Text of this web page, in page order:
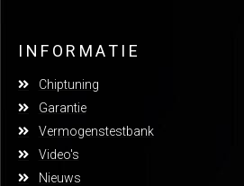
INFORMATIE
Chiptuning
Garantie
Vermogenstestbank
Video's
Nieuws